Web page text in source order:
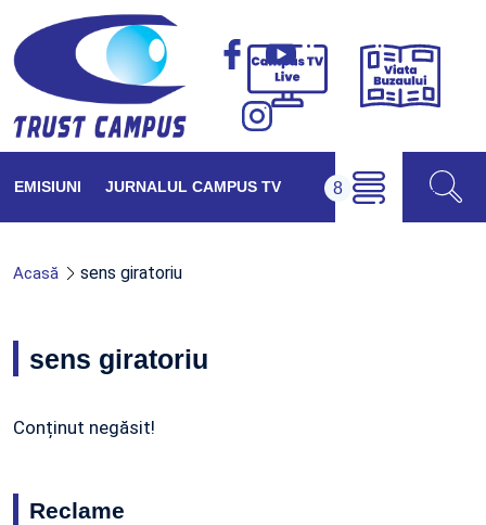
Campus
Viața
EMISIUNI JURNALUL CAMPUS TV
Acasă sens giratoriu
sens giratoriu
Conținut negăsit!
Reclame